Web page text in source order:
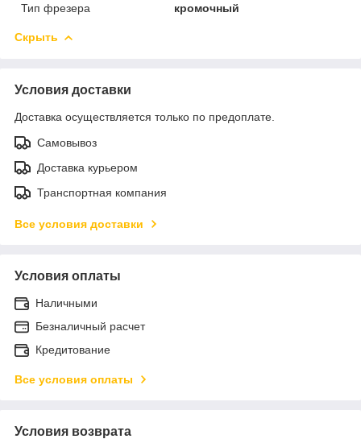
Тип фрезера
кромочный
Скрыть
Условия доставки
Доставка осуществляется только по предоплате.
Самовывоз
Доставка курьером
Транспортная компания
Все условия доставки
Условия оплаты
Наличными
Безналичный расчет
Кредитование
Все условия оплаты
Условия возврата